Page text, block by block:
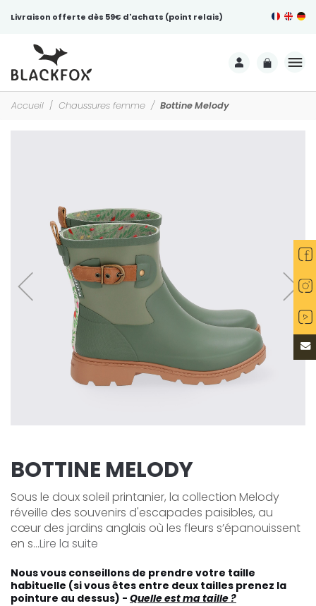
Livraison offerte dès 59€ d'achats (point relais)
Accueil Chaussures femme Bottine Melody
BOTTINE MELODY
Sous le doux soleil printanier, la collection Melody
réveille des souvenirs d'escapades paisibles, au
cœur des jardins anglais où les fleurs s’épanouissent
en s...Lire la suite
Nous vous conseillons de prendre votre taille
habituelle (si vous êtes entre deux tailles prenez la
pointure au dessus) - Quelle est ma taille ?